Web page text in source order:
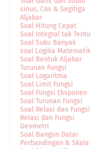
sinus, Cos & Segitiga
Aljabar
Soal Hitung Cepat
Soal Integral tak Tentu
Soal Suku Banyak
soal Logika Matematik
Soal Bentuk Aljabar
Turunan Fungsi
Soal Logaritma
Soal Limit Fungsi
Soal Fungsi Eksponen
Soal Turunan Fungsi
Soal Relasi dan Fungsi
Relasi dan Fungsi
Geometri
Soal Bangun Datar
Perbandingan & Skala